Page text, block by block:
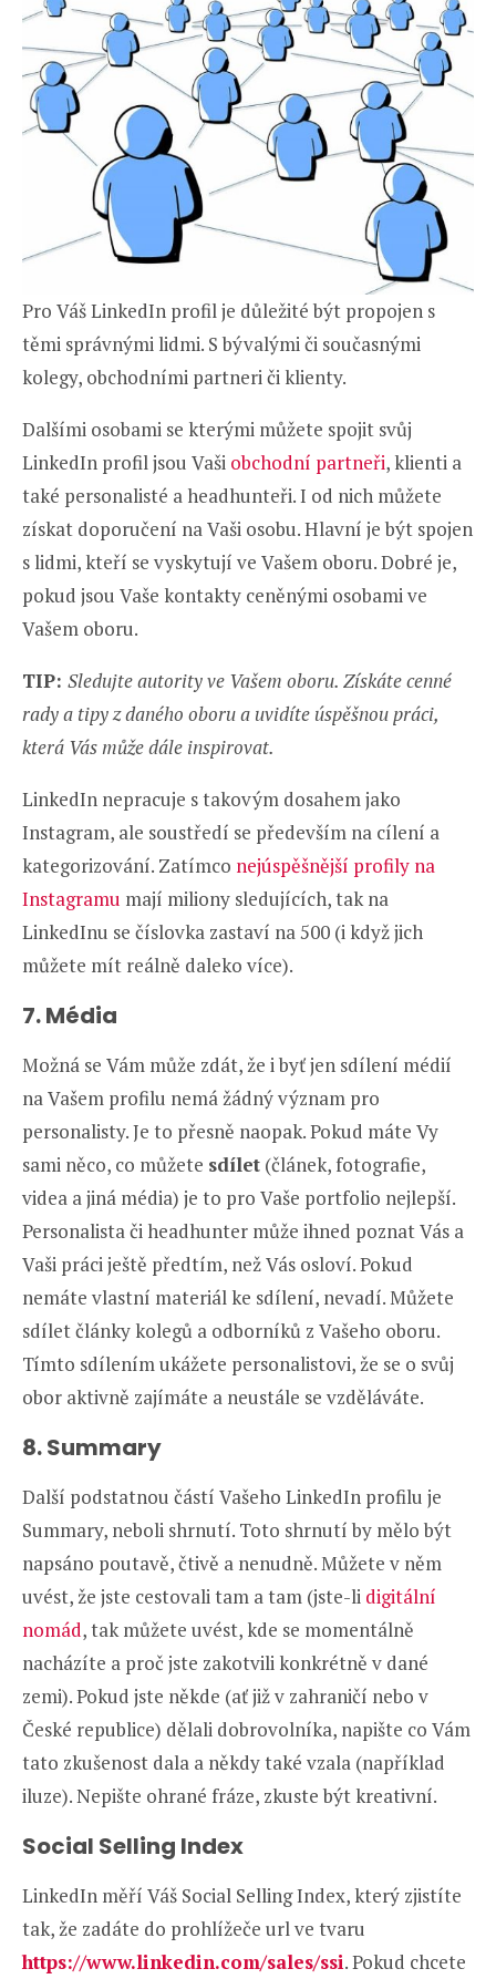
Pro Váš LinkedIn profil je důležité být propojen s
těmi správnými lidmi. S bývalými či současnými
kolegy, obchodními partneri či klienty.
Dalšími osobami se kterými můžete spojit svůj
LinkedIn profil jsou Vaši obchodní partneři, klienti a
také personalisté a headhunteři. I od nich můžete
získat doporučení na Vaši osobu. Hlavní je být spojen
s lidmi, kteří se vyskytují ve Vašem oboru. Dobré je,
pokud jsou Vaše kontakty ceněnými osobami ve
Vašem oboru.
TIP: Sledujte autority ve Vašem oboru. Získáte cenné
rady a tipy z daného oboru a uvidíte úspěšnou práci,
která Vás může dále inspirovat.
LinkedIn nepracuje s takovým dosahem jako
Instagram, ale soustředí se především na cílení a
kategorizování. Zatímco nejúspěšnější profily na
Instagramu mají miliony sledujících, tak na
LinkedInu se číslovka zastaví na 500 (i když jich
můžete mít reálně daleko více).
7. Média
Možná se Vám může zdát, že i byť jen sdílení médií
na Vašem profilu nemá žádný význam pro
personalisty. Je to přesně naopak. Pokud máte Vy
sami něco, co můžete sdílet (článek, fotografie,
videa a jiná média) je to pro Vaše portfolio nejlepší.
Personalista či headhunter může ihned poznat Vás a
Vaši práci ještě předtím, než Vás osloví. Pokud
nemáte vlastní materiál ke sdílení, nevadí. Můžete
sdílet články kolegů a odborníků z Vašeho oboru.
Tímto sdílením ukážete personalistovi, že se o svůj
obor aktivně zajímáte a neustále se vzděláváte.
8. Summary
Další podstatnou částí Vašeho LinkedIn profilu je
Summary, neboli shrnutí. Toto shrnutí by mělo být
napsáno poutavě, čtivě a nenudně. Můžete v něm
uvést, že jste cestovali tam a tam (jste-li digitální
nomád, tak můžete uvést, kde se momentálně
nacházíte a proč jste zakotvili konkrétně v dané
zemi). Pokud jste někde (ať již v zahraničí nebo v
České republice) dělali dobrovolníka, napište co Vám
tato zkušenost dala a někdy také vzala (například
iluze). Nepište ohrané fráze, zkuste být kreativní.
Social Selling Index
LinkedIn měří Váš Social Selling Index, který zjistíte
tak, že zadáte do prohlížeče url ve tvaru
https://www.linkedin.com/sales/ssi. Pokud chcete